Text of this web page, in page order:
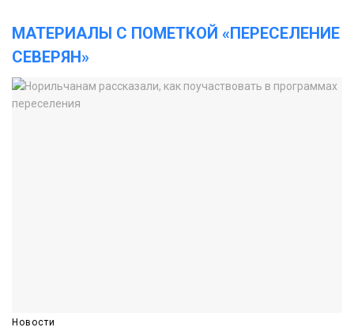
МАТЕРИАЛЫ С ПОМЕТКОЙ «ПЕРЕСЕЛЕНИЕ
СЕВЕРЯН»
Новости